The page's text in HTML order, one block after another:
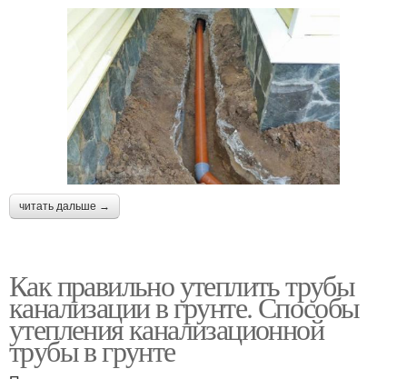
читать дальше →
Как правильно утеплить трубы
канализации в грунте. Способы
утепления канализационной
трубы в грунте